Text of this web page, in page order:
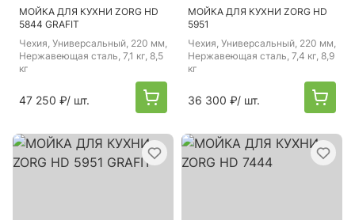
МОЙКА ДЛЯ КУХНИ ZORG HD
5844 GRAFIT
Чехия, Универсальный, 220 мм,
Нержавеющая сталь, 7,1 кг, 8,5
кг
47 250 ₽/ шт.
МОЙКА ДЛЯ КУХНИ ZORG HD
5951
Чехия, Универсальный, 220 мм,
Нержавеющая сталь, 7,4 кг, 8,9
кг
36 300 ₽/ шт.